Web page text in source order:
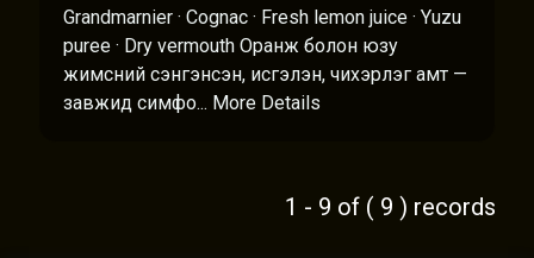
Grandmarnier · Cognac · Fresh lemon juice · Yuzu
puree · Dry vermouth Оранж болон юзу
жимсний сэнгэнсэн, исгэлэн, чихэрлэг амт —
завжид симфо... More Details
1 - 9 of ( 9 ) records